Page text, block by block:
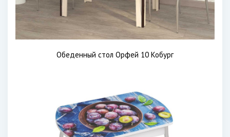
Обеденный стол Орфей 10 Кобург